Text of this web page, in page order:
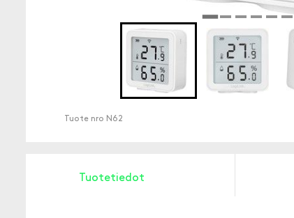
Tuote nro N62
Tuotetiedot